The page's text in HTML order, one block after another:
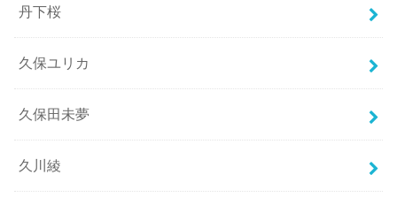
丹下桜
久保ユリカ
久保田未夢
久川綾